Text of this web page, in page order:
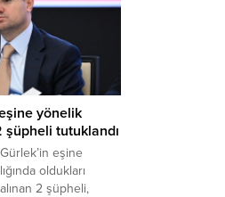
son hava...
yönelik
şüpheli tutuklandı
eşine
oldukları
2 şüpheli,